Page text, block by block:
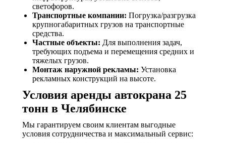
светофоров.
Транспортные компании: Погрузка/разгрузка
крупногабаритных грузов на транспортные
средства.
Частные объекты: Для выполнения задач,
требующих подъема и перемещения средних и
тяжелых грузов.
Монтаж наружной рекламы: Установка
рекламных конструкций на высоте.
Условия аренды автокрана 25
тонн в Челябинске
Мы гарантируем своим клиентам выгодные
условия сотрудничества и максимальный сервис: